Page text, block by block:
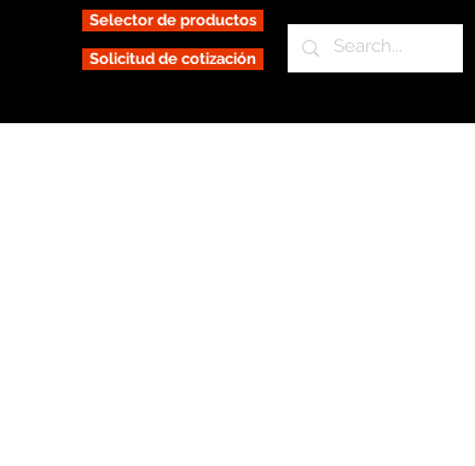
Selector de productos
Solicitud de cotización